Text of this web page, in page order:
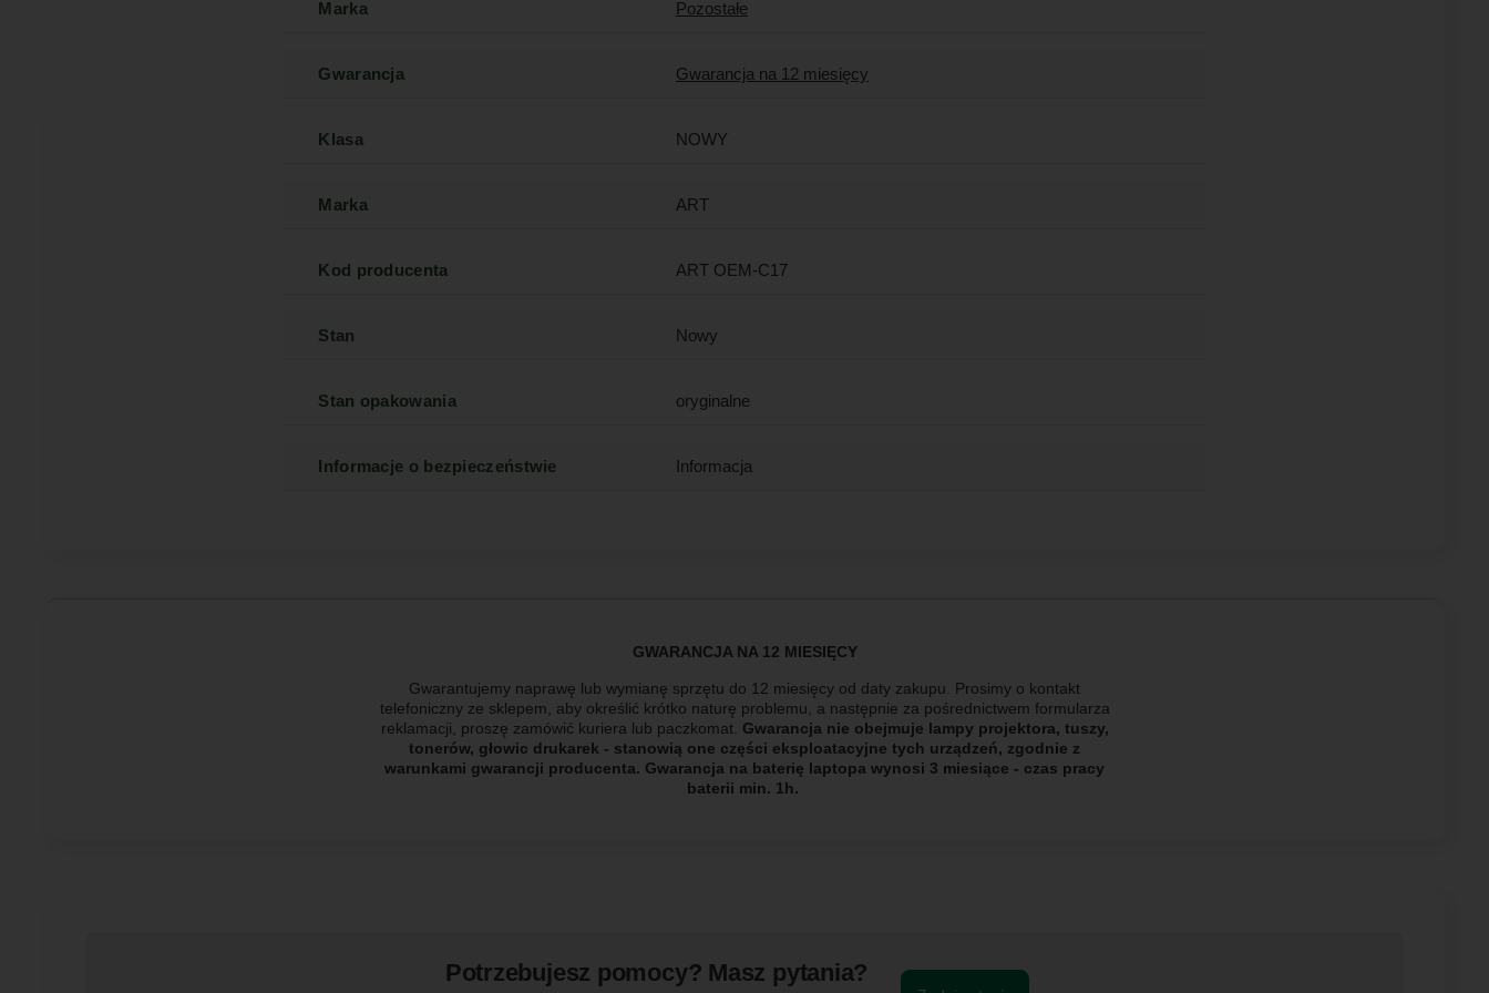
Marka Pozostałe
Gwarancja Gwarancja na 12 miesięcy
Klasa NOWY
Marka ART
Kod producenta ART OEM-C17
Stan Nowy
Stan opakowania oryginalne
Informacje o bezpieczeństwie Informacja
GWARANCJA NA 12 MIESIĘCY
Gwarantujemy naprawę lub wymianę sprzętu do 12 miesięcy od daty zakupu. Prosimy o kontakt
telefoniczny ze sklepem, aby określić krótko naturę problemu, a następnie za pośrednictwem formularza
reklamacji, proszę zamówić kuriera lub paczkomat. Gwarancja nie obejmuje lampy projektora, tuszy,
tonerów, głowic drukarek - stanowią one części eksploatacyjne tych urządzeń, zgodnie z
warunkami gwarancji producenta. Gwarancja na baterię laptopa wynosi 3 miesiące - czas pracy
baterii min. 1h.
Potrzebujesz pomocy? Masz pytania?